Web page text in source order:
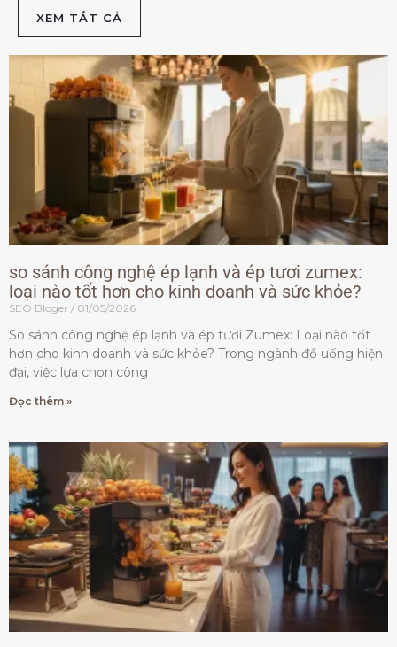
XEM TẮT CẢ
so sánh công nghệ ép lạnh và ép tươi zumex:
loại nào tốt hơn cho kinh doanh và sức khỏe?
SEO Bloger 01/05/2026
So sánh công nghệ ép lạnh và ép tươi Zumex: Loại nào tốt
hơn cho kinh doanh và sức khỏe? Trong ngành đồ uống hiện
đại, việc lựa chọn công
Đọc thêm »